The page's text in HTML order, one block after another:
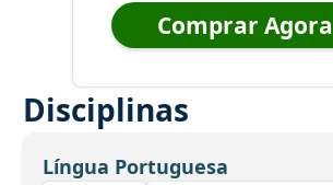
Comprar Agora
Disciplinas
Língua Portuguesa